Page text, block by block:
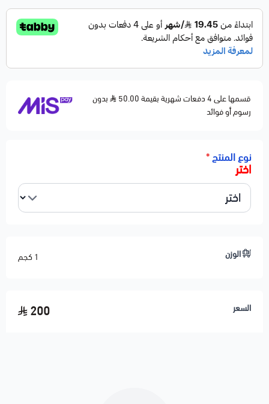
CHEVROLET
• Aveo — 2009–2011
• Aveo5 — 2009–2011
• Cruze — 2011–2015
• Sonic — 2012–2018
• G3 — 2009–2010
⚙️ مواصفات المنتج
النوع: حساس تايمن – Camshaft Position Sensor
يساعد على توفير البنزين وتحسين الاحتراق
الجودة: بديل مطابق للمواصفات الأصلية OEM
قسمها على 4 دفعات شهرية بقيمة 50.00
بدون
رسوم أو فوائد
نوع المنتج*
اختر
الوزن 1 كجم
السعر 200